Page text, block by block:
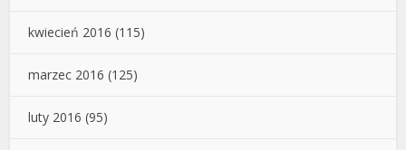
kwiecień 2016 (115)
marzec 2016 (125)
luty 2016 (95)